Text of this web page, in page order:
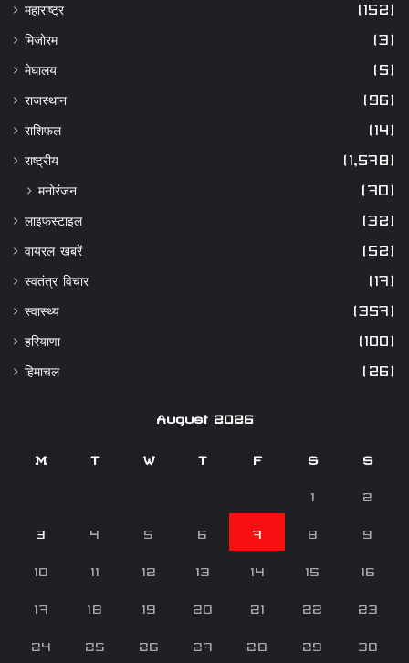
महाराष्ट्र (152)
मिजोरम (3)
मेघालय (5)
राजस्थान (96)
राशिफल (14)
राष्ट्रीय (1,578)
मनोरंजन (70)
लाइफस्टाइल (32)
वायरल खबरें (52)
स्वतंत्र विचार (17)
स्वास्थ्य (357)
हरियाणा (100)
हिमाचल (26)
August 2026
M T W T F S S
1 2
3 4 5 6 7 8 9
10 11 12 13 14 15 16
17 18 19 20 21 22 23
24 25 26 27 28 29 30